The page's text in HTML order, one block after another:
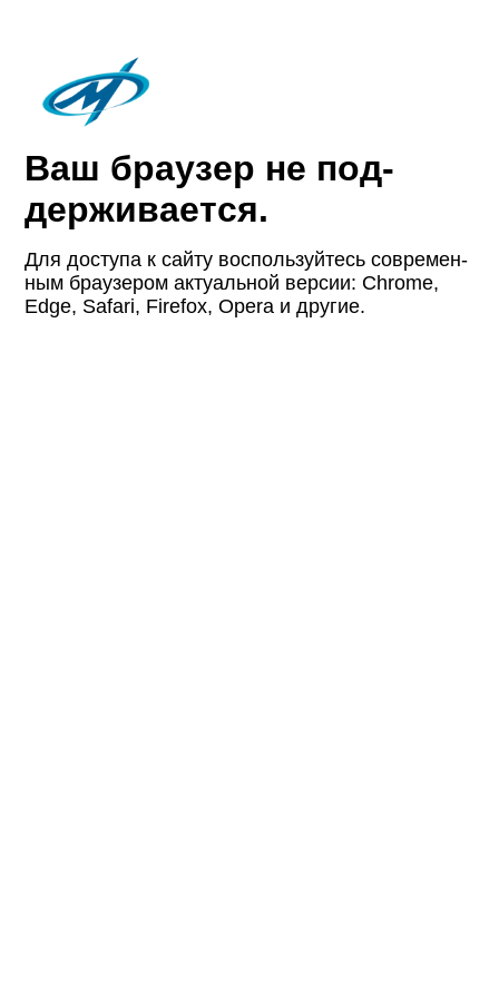
Ваш браузер не под­
держи­вается.
Для доступа к сайту восполь­зуйтесь совре­мен­
ным браузером актуаль­ной версии: Chrome,
Edge, Safari, Firefox, Opera и другие.